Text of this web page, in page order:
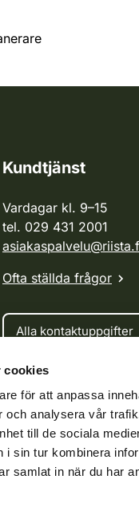
cookies
för att anpassa
och analysera vår
till de sociala
i sin tur kombinera
samlat in när du har
Kundtjänst
Vardagar kl. 9–15
tel. 029 431 2001
Ofta ställda frågor
Alla kontaktuppgifter
Jaktkort
Oma riista -tjänsten
Ansökan om licenser